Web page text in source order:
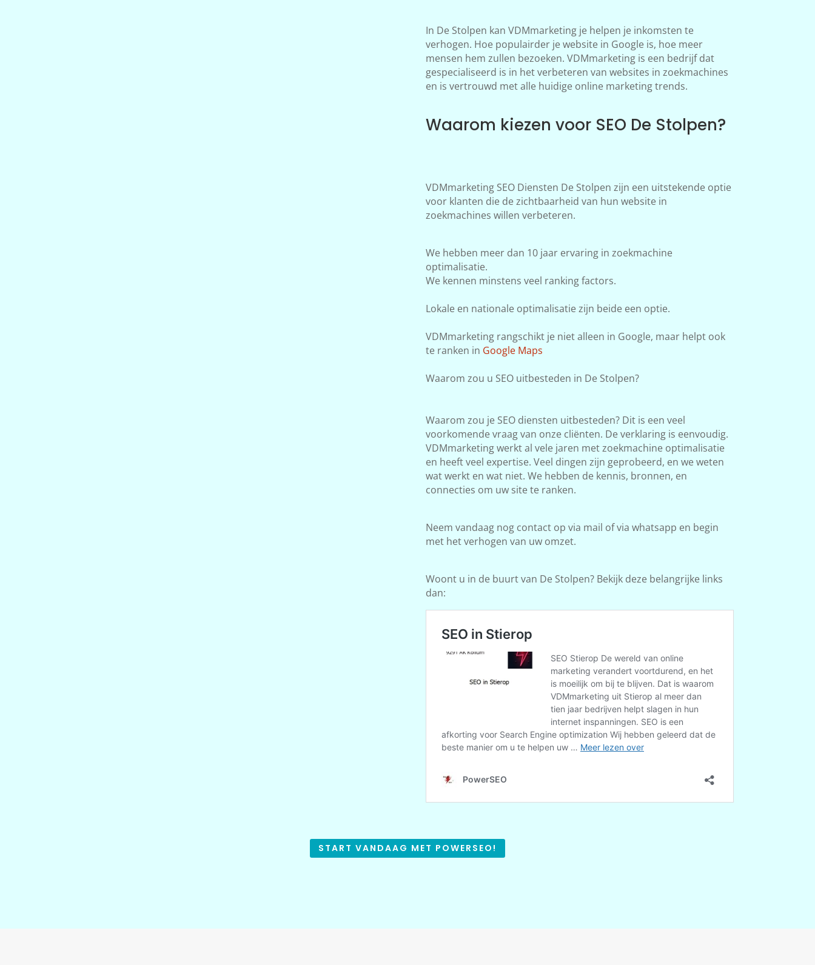
In De Stolpen kan VDMmarketing je helpen je inkomsten te
verhogen. Hoe populairder je website in Google is, hoe meer
mensen hem zullen bezoeken. VDMmarketing is een bedrijf dat
gespecialiseerd is in het verbeteren van websites in zoekmachines
en is vertrouwd met alle huidige online marketing trends.
Waarom kiezen voor SEO De Stolpen?
VDMmarketing SEO Diensten De Stolpen zijn een uitstekende optie
voor klanten die de zichtbaarheid van hun website in
zoekmachines willen verbeteren.
We hebben meer dan 10 jaar ervaring in zoekmachine
optimalisatie.
We kennen minstens veel ranking factors.
Lokale en nationale optimalisatie zijn beide een optie.
VDMmarketing rangschikt je niet alleen in Google, maar helpt ook
te ranken in Google Maps
Waarom zou u SEO uitbesteden in De Stolpen?
Waarom zou je SEO diensten uitbesteden? Dit is een veel
voorkomende vraag van onze cliënten. De verklaring is eenvoudig.
VDMmarketing werkt al vele jaren met zoekmachine optimalisatie
en heeft veel expertise. Veel dingen zijn geprobeerd, en we weten
wat werkt en wat niet. We hebben de kennis, bronnen, en
connecties om uw site te ranken.
Neem vandaag nog contact op via mail of via whatsapp en begin
met het verhogen van uw omzet.
Woont u in de buurt van De Stolpen? Bekijk deze belangrijke links
dan:
START VANDAAG MET POWERSEO!